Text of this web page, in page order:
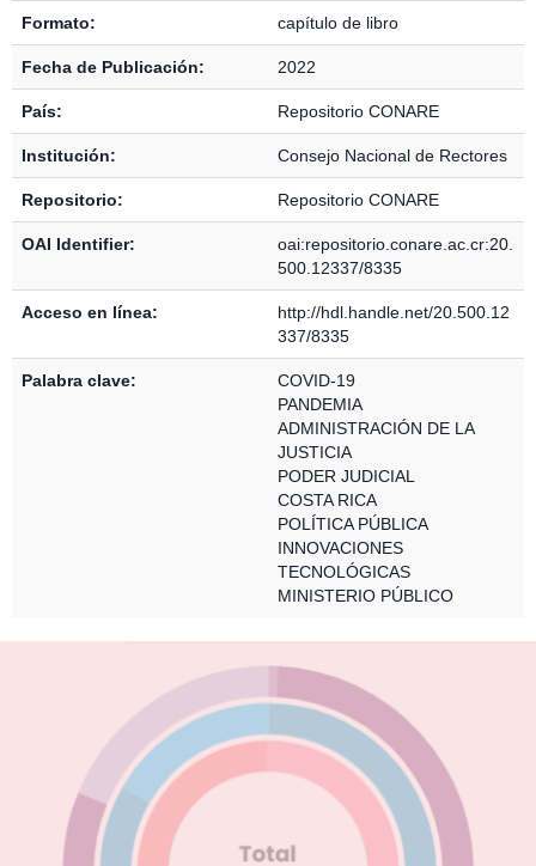
Formato: capítulo de libro
Fecha de Publicación: 2022
País: Repositorio CONARE
Institución: Consejo Nacional de Rectores
Repositorio: Repositorio CONARE
OAI Identifier:
oai:repositorio.conare.ac.cr:20.
500.12337/8335
Acceso en línea:
http://hdl.handle.net/20.500.12
337/8335
Palabra clave:
COVID-19
PANDEMIA
ADMINISTRACIÓN DE LA
JUSTICIA
PODER JUDICIAL
COSTA RICA
POLÍTICA PÚBLICA
INNOVACIONES
TECNOLÓGICAS
MINISTERIO PÚBLICO